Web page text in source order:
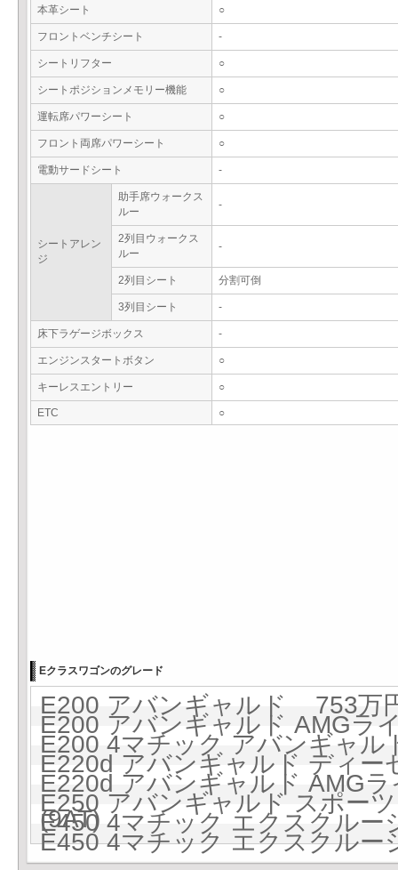
本革シート ○
フロントベンチシート -
シートリフター ○
シートポジションメモリー機能 ○
運転席パワーシート ○
フロント両席パワーシート ○
電動サードシート -
シートアレン
ジ
助手席ウォークス
ルー
-
2列目ウォークス
ルー
-
2列目シート 分割可倒
3列目シート -
床下ラゲージボックス -
エンジンスタートボタン ○
キーレスエントリー ○
ETC ○
Eクラスワゴンのグレード
E200 アバンギャルド 753万
E200 アバンギャルド AMG
E200 4マチック アバンギャ
E220d アバンギャルド ディ
E220d アバンギャルド AMG
(9AT)
E250 アバンギャルド スポ
E450 4マチック エクスクル
E450 4マチック エクスクル